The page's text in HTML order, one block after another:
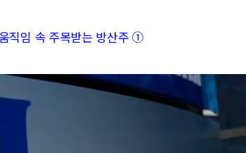
직임 속 주목받는 방산주 ①